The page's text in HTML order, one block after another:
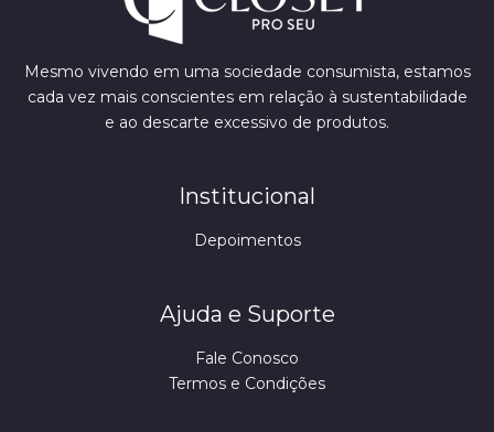
Mesmo vivendo em uma sociedade consumista, estamos
cada vez mais conscientes em relação à sustentabilidade
e ao descarte excessivo de produtos.
Institucional
Depoimentos
Ajuda e Suporte
Fale Conosco
Termos e Condições